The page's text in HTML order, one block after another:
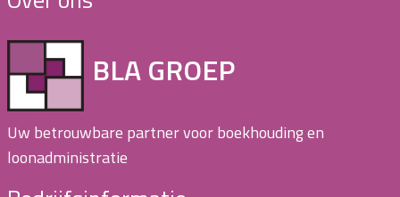
BLA GROEP
Uw betrouwbare partner voor boekhouding en
loonadministratie